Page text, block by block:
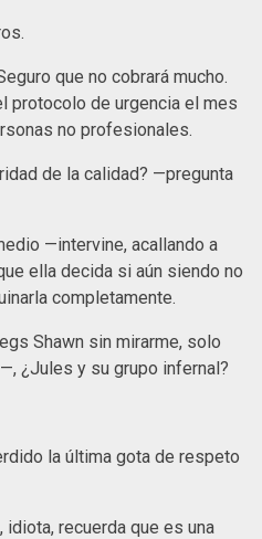
que no cobrará mucho.
protocolo de urgencia el mes
no profesionales.
de la calidad? —pregunta
—intervine, acallando a
ella decida si aún siendo no
completamente.
Shawn sin mirarme, solo
¿Jules y su grupo infernal?
la última gota de respeto
recuerda que es una